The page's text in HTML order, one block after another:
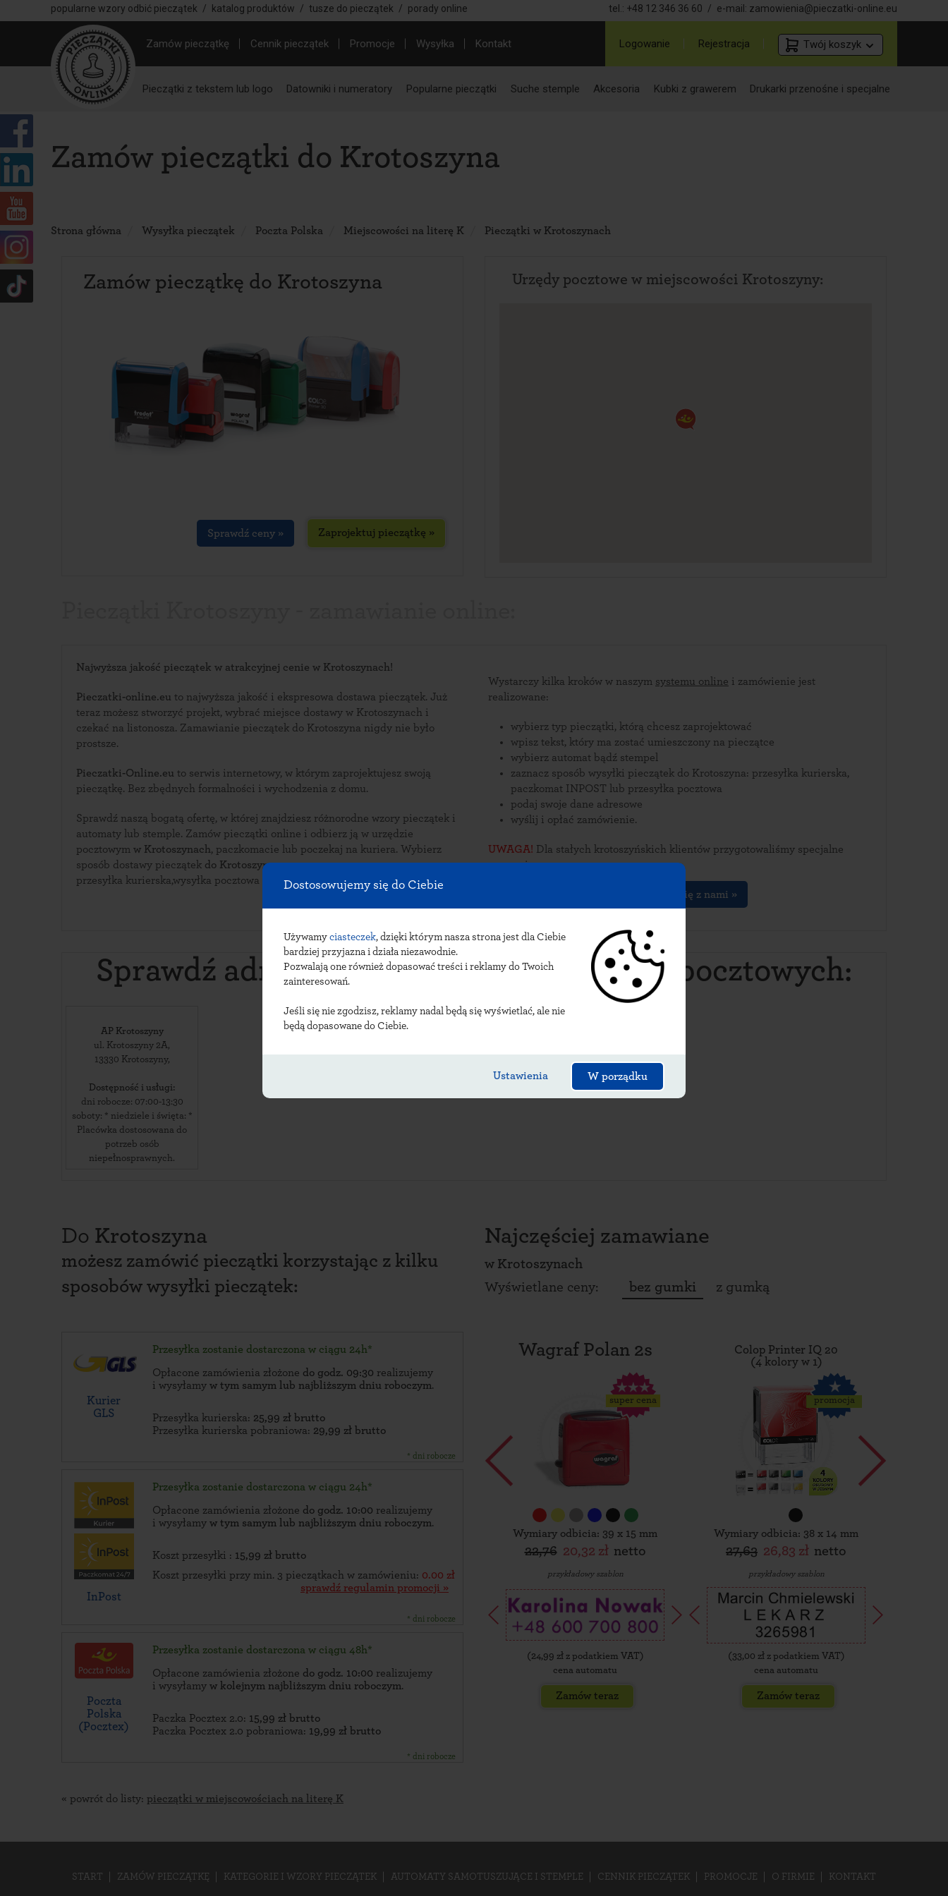
Dostosowujemy się do Ciebie
Używamy ciasteczek, dzięki którym nasza strona jest dla Ciebie
bardziej przyjazna i działa niezawodnie.
Pozwalają one również dopasować treści i reklamy do Twoich
zainteresowań.
Jeśli się nie zgodzisz, reklamy nadal będą się wyświetlać, ale nie
będą dopasowane do Ciebie.
Ustawienia W porządku
popularne wzory odbić pieczątek / katalog produktów / tusze do pieczątek / porady online tel.: +48 12 346 36 60 / e-mail: zamowienia@pieczatki-online.eu
Logowanie Rejestracja Twój koszyk
Zamów pieczątkę Cennik pieczątek Promocje Wysyłka Kontakt
Pieczątki z tekstem lub logo Datowniki i numeratory Popularne pieczątki Suche stemple Akcesoria Kubki z grawerem Drukarki przenośne i specjalne
Zamów pieczątki do Krotoszyna
Strona główna Wysyłka pieczątek Poczta Polska Miejscowości na literę K Pieczątki w Krotoszynach
Zamów pieczątkę do Krotoszyna
Zaprojektuj pieczątkę »
Sprawdź ceny »
Urzędy pocztowe w miejscowości Krotoszyny:
Najwyższa jakość pieczątek w atrakcyjnej cenie w Krotoszynach!
Pieczatki-online.eu to najwyższa jakość i ekspresowa dostawa pieczątek. Już
teraz możesz stworzyć projekt, wybrać miejsce dostawy w Krotoszynach i
czekać na listonosza. Zamawianie pieczątek do Krotoszyna nigdy nie było
prostsze.
Pieczatki-Online.eu
pieczątkę. Bez zbędnych formalności i wychodzenia z domu.
Sprawdź naszą bogatą ofertę, w której znajdziesz różnorodne wzory pieczątek i
automaty lub stemple. Zamów pieczątki online i odbierz ją w urzędzie
pocztowym w Krotoszynach, paczkomacie lub poczekaj na kuriera. Wybierz
sposób dostawy pieczątek do Krotoszyna:
przesyłka kurierska,wysyłka pocztowa lub paczkomaty INPOST.
Wystarczy kilka kroków w naszym systemu online i zamówienie jest
realizowane:
wybierz typ pieczątki, którą chcesz zaprojektować
wpisz tekst, który ma zostać umieszczony na pieczątce
wybierz automat bądź stempel
zaznacz sposób wysyłki pieczątek do Krotoszyna: przesyłka kurierska,
paczkomat INPOST lub przesyłka pocztowa
podaj swoje dane adresowe
wyślij i opłać zamówienie.
UWAGA! Dla stałych krotoszyńskich klientów przygotowaliśmy specjalne
promocje.
Skontakuj się z nami »
Sprawdź adresykrotoszyńskich urzędów pocztowych:
AP Krotoszyny
ul. Krotoszyny 2A,
13330 Krotoszyny,
Dostępność i usługi:
dni robocze: 07:00-13:30
soboty: * niedziele i święta: *
Placówka dostosowana do
potrzeb osób
niepełnosprawnych.
Do Krotoszyna
możesz zamówić pieczątki korzystając z kilku
sposobów wysyłki pieczątek:
Kurier
GLS
Przesyłka zostanie dostarczona w ciągu 24h*
Opłacone zamówienia złożone do godz. 09:30 realizujemy
i wysyłamy w tym samym lub najbliższym dniu roboczym.
Przesyłka kurierska: 25,99 zł brutto
Przesyłka kurierska pobraniowa: 29,99 zł brutto
* dni robocze
InPost
Przesyłka zostanie dostarczona w ciągu 24h*
Opłacone zamówienia złożone do godz. 10:00 realizujemy
i wysyłamy w tym samym lub najbliższym dniu roboczym.
Koszt przesyłki : 15,99 zł brutto
Koszt przesyłki przy min. 3 pieczątkach w zamówieniu: 0.00 zł
sprawdź regulamin promocji »
* dni robocze
Poczta
Polska
(Pocztex)
Przesyłka zostanie dostarczona w ciągu 48h*
Opłacone zamówienia złożone do godz. 10:00 realizujemy
i wysyłamy w kolejnym najbliższym dniu roboczym.
Paczka Pocztex 2.0: 15,99 zł brutto
Paczka Pocztex 2.0 pobraniowa: 19,99 zł brutto
* dni robocze
Najczęściej zamawiane
w Krotoszynach
Wyświetlane ceny:
bez gumki z gumką
Wagraf Polan 2s
super cena
Wymiary odbicia: 39 x 15 mm
22,76 20,32 zł netto
przykładowy szablon
( 24,99 zł z podatkiem VAT)
cena automatu
Zamów teraz
Colop Printer IQ 20
(4 kolory w 1)
promocja
Wymiary odbicia: 38 x 14 mm
27,63 26,83 zł netto
przykładowy szablon
( 33,00 zł z podatkiem VAT)
cena automatu
Zamów teraz
« powrót do listy: pieczątki w miejscowościach na literę K
START ZAMÓW PIECZĄTKĘ KATEGORIE I WZORY PIECZĄTEK AUTOMATY SAMOTUSZUJĄCE I STEMPLE CENNIK PIECZĄTEK PROMOCJE O FIRMIE KONTAKT